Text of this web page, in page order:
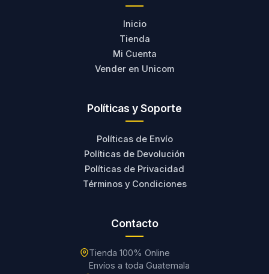
Inicio
Tienda
Mi Cuenta
Vender en Unicom
Políticas y Soporte
Políticas de Envío
Políticas de Devolución
Políticas de Privacidad
Términos y Condiciones
Contacto
Tienda 100% Online
Envíos a toda Guatemala